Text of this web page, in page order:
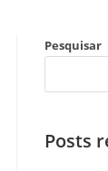
Pesquisar
Posts